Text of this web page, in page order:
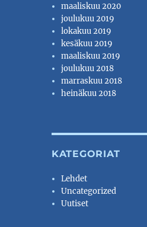
maaliskuu 2020
joulukuu 2019
lokakuu 2019
kesäkuu 2019
maaliskuu 2019
joulukuu 2018
marraskuu 2018
heinäkuu 2018
KATEGORIAT
Lehdet
Uncategorized
Uutiset